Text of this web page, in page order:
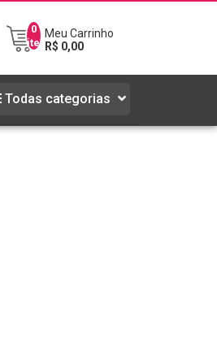
0
iten
Meu Carrinho
R$ 0,00
Todas categorias